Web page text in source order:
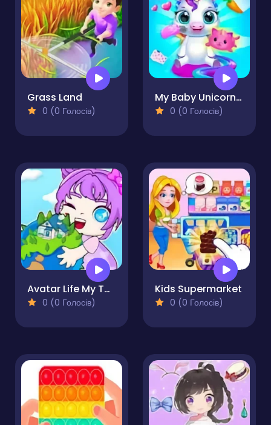
Grass Land
0 (0 Голосів)
My Baby Unicorn - Pony Care
0 (0 Голосів)
Avatar Life My Town
0 (0 Голосів)
Kids Supermarket
0 (0 Голосів)